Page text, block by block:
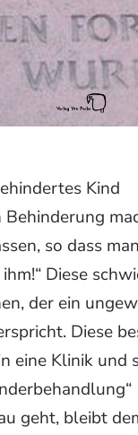
Kind
so dass
Diese
der ein
Diese
eine Klinik und
geht, bleibt